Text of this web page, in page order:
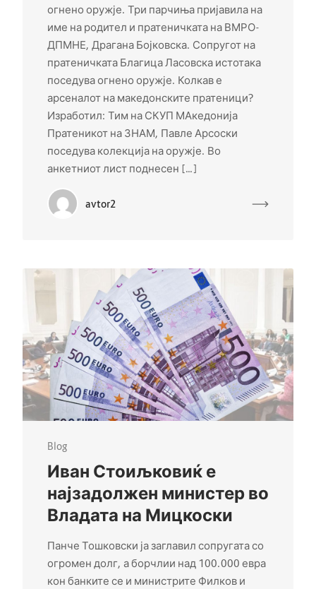
огнено оружје. Три парчиња пријавила на
име на родител и пратеничката на ВМРО-
ДПМНЕ, Драгана Бојковска. Сопругот на
пратеничката Благица Ласовска истотака
поседува огнено оружје. Колкав е
арсеналот на македонските пратеници?
Изработил: Тим на СКУП МАкедонија
Пратеникот на ЗНАМ, Павле Арсоски
поседува колекција на оружје. Во
анкетниот лист поднесен […]
avtor2
Blog
Иван Стоиљковиќ е
најзадолжен министер во
Владата на Мицкоски
Панче Тошковски ја заглавил сопругата со
огромен долг, а борчлии над 100.000 евра
кон банките се и министрите Филков и